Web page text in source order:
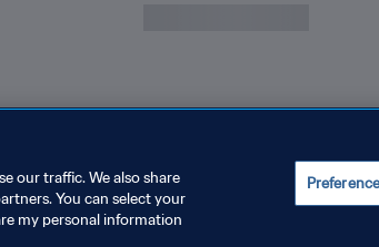
our traffic. We also share
You can select your
my personal information